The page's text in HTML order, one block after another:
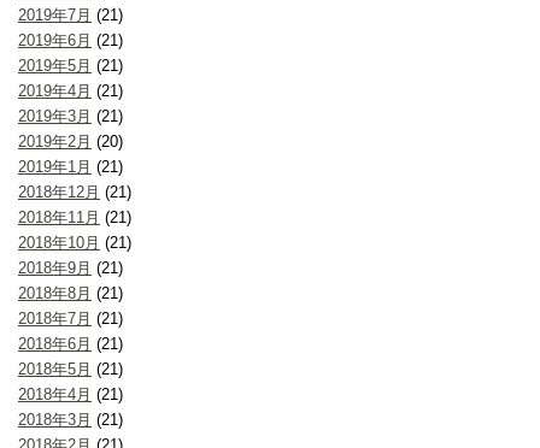
2019年7月 (21)
2019年6月 (21)
2019年5月 (21)
2019年4月 (21)
2019年3月 (21)
2019年2月 (20)
2019年1月 (21)
2018年12月 (21)
2018年11月 (21)
2018年10月 (21)
2018年9月 (21)
2018年8月 (21)
2018年7月 (21)
2018年6月 (21)
2018年5月 (21)
2018年4月 (21)
2018年3月 (21)